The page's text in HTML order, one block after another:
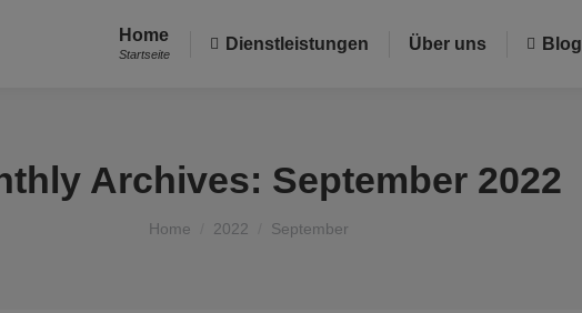
Home
Startseite
Dienstleistungen Über uns Blog
Archives: September 2022
Home 2022 September